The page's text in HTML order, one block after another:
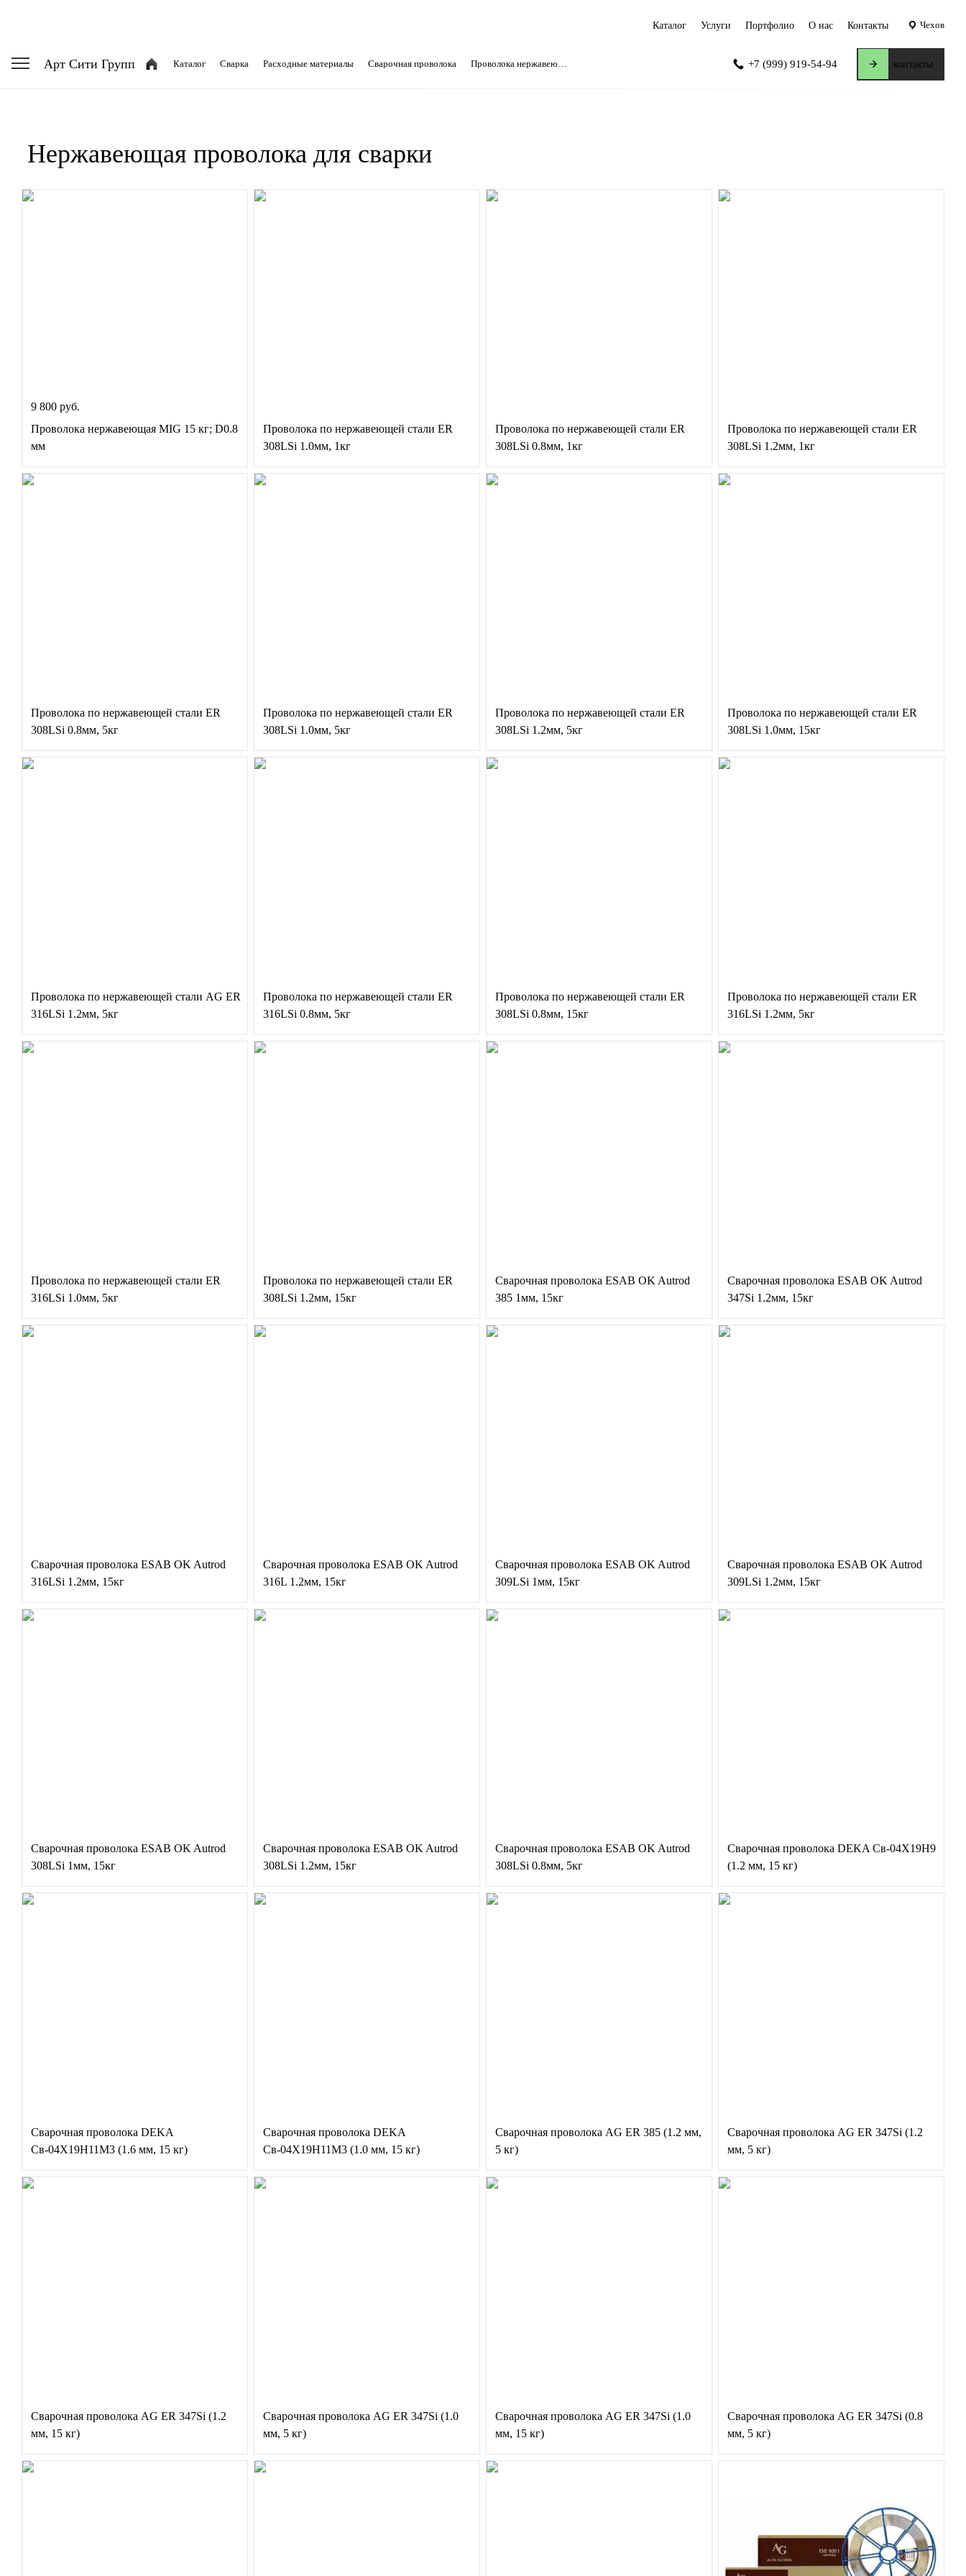
Каталог Услуги Портфолио О нас Контакты Чехов
Каталог Сварка Расходные материалы Сварочная проволока Проволока нержавеющая
Арт Сити Групп +7 (999) 919-54-94 контакты
Нержавеющая проволока для сварки
9 800 руб.
Проволока нержавеющая MIG 15 кг; D0.8
мм
Проволока по нержавеющей стали ER
308LSi 1.0мм, 1кг
Проволока по нержавеющей стали ER
308LSi 0.8мм, 1кг
Проволока по нержавеющей стали ER
308LSi 1.2мм, 1кг
Проволока по нержавеющей стали ER
308LSi 0.8мм, 5кг
Проволока по нержавеющей стали ER
308LSi 1.0мм, 5кг
Проволока по нержавеющей стали ER
308LSi 1.2мм, 5кг
Проволока по нержавеющей стали ER
308LSi 1.0мм, 15кг
Проволока по нержавеющей стали AG ER
316LSi 1.2мм, 5кг
Проволока по нержавеющей стали ER
316LSi 0.8мм, 5кг
Проволока по нержавеющей стали ER
308LSi 0.8мм, 15кг
Проволока по нержавеющей стали ER
316LSi 1.2мм, 5кг
Проволока по нержавеющей стали ER
316LSi 1.0мм, 5кг
Проволока по нержавеющей стали ER
308LSi 1.2мм, 15кг
Сварочная проволока ESAB OK Autrod
385 1мм, 15кг
Сварочная проволока ESAB OK Autrod
347Si 1.2мм, 15кг
Сварочная проволока ESAB OK Autrod
316LSi 1.2мм, 15кг
Сварочная проволока ESAB OK Autrod
316L 1.2мм, 15кг
Сварочная проволока ESAB OK Autrod
309LSi 1мм, 15кг
Сварочная проволока ESAB OK Autrod
309LSi 1.2мм, 15кг
Сварочная проволока ESAB OK Autrod
308LSi 1мм, 15кг
Сварочная проволока ESAB OK Autrod
308LSi 1.2мм, 15кг
Сварочная проволока ESAB OK Autrod
308LSi 0.8мм, 5кг
Сварочная проволока DEKA Св-04Х19Н9
(1.2 мм, 15 кг)
Сварочная проволока DEKA
Св-04Х19Н11М3 (1.6 мм, 15 кг)
Сварочная проволока DEKA
Св-04Х19Н11М3 (1.0 мм, 15 кг)
Сварочная проволока AG ER 385 (1.2 мм,
5 кг)
Сварочная проволока AG ER 347Si (1.2
мм, 5 кг)
Сварочная проволока AG ER 347Si (1.2
мм, 15 кг)
Сварочная проволока AG ER 347Si (1.0
мм, 5 кг)
Сварочная проволока AG ER 347Si (1.0
мм, 15 кг)
Сварочная проволока AG ER 347Si (0.8
мм, 5 кг)